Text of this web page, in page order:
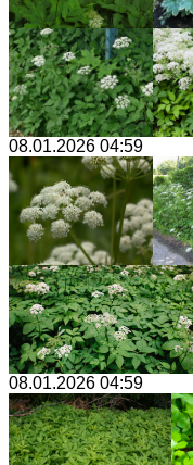
08.01.2026 04:59
08.01.2026 04:59